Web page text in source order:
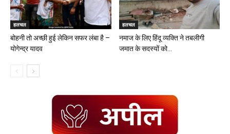
हलचल
बोहनी तो अच्छी हुई लेकिन सफर लंबा है –
योगेन्द्र यादव
हलचल
नमाज के लिए हिंदू व्यक्ति ने तबलीगी
जमात के सदस्यों को...